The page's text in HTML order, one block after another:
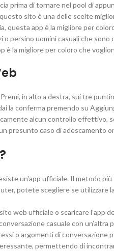
prima di tornare nel pool di
sito è una delle scelte
app è la migliore per
persino uomini casuali che sono
la migliore per coloro che
in alto a destra, sui tre
la conferma premendo su
alcun controllo effettivo,
presunto caso di adescamento
un'app ufficiale. Il metodo
potete scegliere se utilizzare
web ufficiale o scaricare l’app
casuale con un’altra
o argomenti di
permettendo di